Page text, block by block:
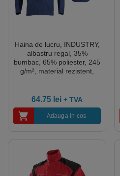
Haina de lucru, INDUSTRY,
albastru regal, 35%
bumbac, 65% poliester, 245
g/m², material rezistent,
64.75 lei + TVA
Adauga in cos